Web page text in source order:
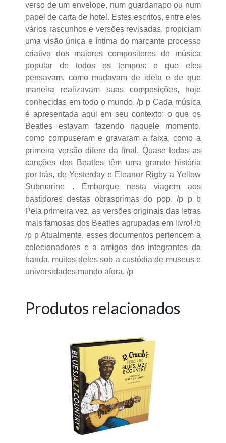
verso de um envelope, num guardanapo ou num
papel de carta de hotel. Estes escritos, entre eles
vários rascunhos e versões revisadas, propiciam
uma visão única e íntima do marcante processo
criativo dos maiores compositores de música
popular de todos os tempos: o que eles
pensavam, como mudavam de ideia e de que
maneira realizavam suas composições, hoje
conhecidas em todo o mundo. /p p Cada música
é apresentada aqui em seu contexto: o que os
Beatles estavam fazendo naquele momento,
como compuseram e gravaram a faixa, como a
primeira versão difere da final. Quase todas as
canções dos Beatles têm uma grande história
por trás, de Yesterday e Eleanor Rigby a Yellow
Submarine . Embarque nesta viagem aos
bastidores destas obrasprimas do pop. /p p b
Pela primeira vez, as versões originais das letras
mais famosas dos Beatles agrupadas em livro! /b
/p p Atualmente, esses documentos pertencem a
colecionadores e a amigos dos integrantes da
banda, muitos deles sob a custódia de museus e
universidades mundo afora. /p
Produtos relacionados